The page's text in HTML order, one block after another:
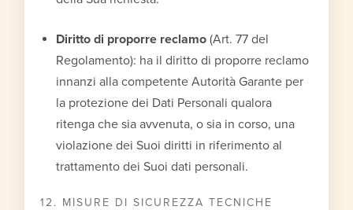
Diritto di proporre reclamo (Art. 77 del
Regolamento): ha il diritto di proporre reclamo
innanzi alla competente Autorità Garante per
la protezione dei Dati Personali qualora
ritenga che sia avvenuta, o sia in corso, una
violazione dei Suoi diritti in riferimento al
trattamento dei Suoi dati personali.
12. MISURE DI SICUREZZA TECNICHE